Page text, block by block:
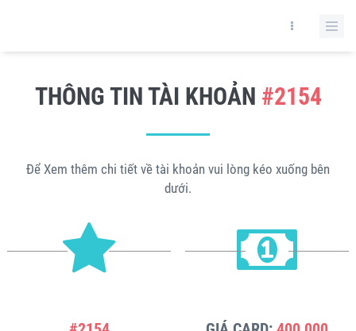
THÔNG TIN TÀI KHOẢN #2154
Để Xem thêm chi tiết về tài khoản vui lòng kéo xuống bên
dưới.